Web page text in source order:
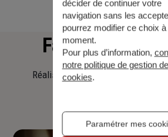
Faitesune
Réalisez une simulation tarifaire
décider de continuer votre
navigation sans les
pourrez modifier ce choix à
moment.
Pour plus d’information,
notre politique de gestion
cookies.
Paramétrer mes